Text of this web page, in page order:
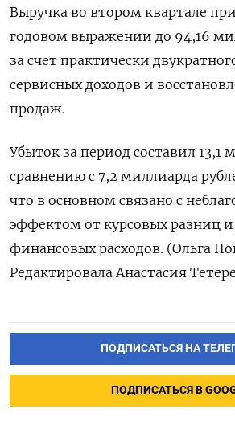
Выручка во втором квартале
годовом выражении до 94,16
за счет практически
сервисных доходов и
продаж.
Убыток за период составил 13,1
сравнению с 7,2 миллиарда
что в основном связано с
эффектом от курсовых разниц
финансовых расходов. (Ольга
Редактировала Анастасия
ПОДПИСАТЬСЯ НА
ПОДПИСАТЬСЯ В